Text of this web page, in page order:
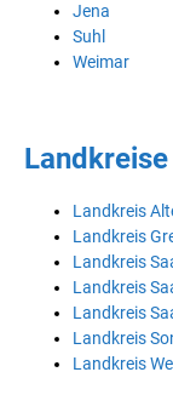
Jena
Suhl
Weimar
Landkreis
Landkreis
Landkreis
Landkreis
Landkreis
Landkreis
Landkreis